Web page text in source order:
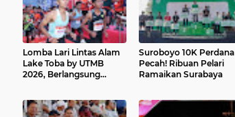
Lomba Lari Lintas Alam
Lake Toba by UTMB
2026, Berlangsung
Suroboyo 10K Perdana
Pecah! Ribuan Pelari
Ramaikan Surabaya